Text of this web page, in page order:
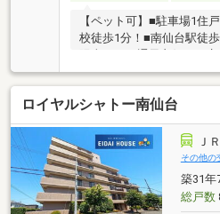
【ペット可】■駐車場1住
校徒歩1分！■南仙台駅徒
陽当たり、通風良好！～
市を中心に宮城県内の多
【売却】【引っ越し】【
る様々なご質問はもちろ
ローン各種税金について
きます。各店舗ではキッ
れのご家族様で是非お越し
00～18：00（定休日火・
り）現地のご案内も可能
問い合わせください！
ロイヤルシャトー南仙台
Ｊ
その他の
築31年
総戸数